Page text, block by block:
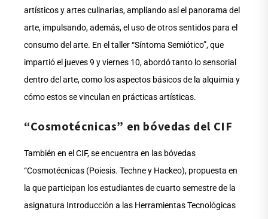
artísticos y artes culinarias, ampliando así el panorama del
arte, impulsando, además, el uso de otros sentidos para el
consumo del arte. En el taller “Síntoma Semiótico”, que
impartió el jueves 9 y viernes 10, abordó tanto lo sensorial
dentro del arte, como los aspectos básicos de la alquimia y
cómo estos se vinculan en prácticas artísticas.
“Cosmotécnicas” en bóvedas del CIF
También en el CIF, se encuentra en las bóvedas
“Cosmotécnicas (Poiesis. Techne y Hackeo), propuesta en
la que participan los estudiantes de cuarto semestre de la
asignatura Introducción a las Herramientas Tecnológicas